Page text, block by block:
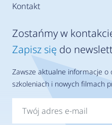
Kontakt
Zostańmy w
Zapisz się do
Zawsze aktualne informacje o
szkoleniach i nowych filmach